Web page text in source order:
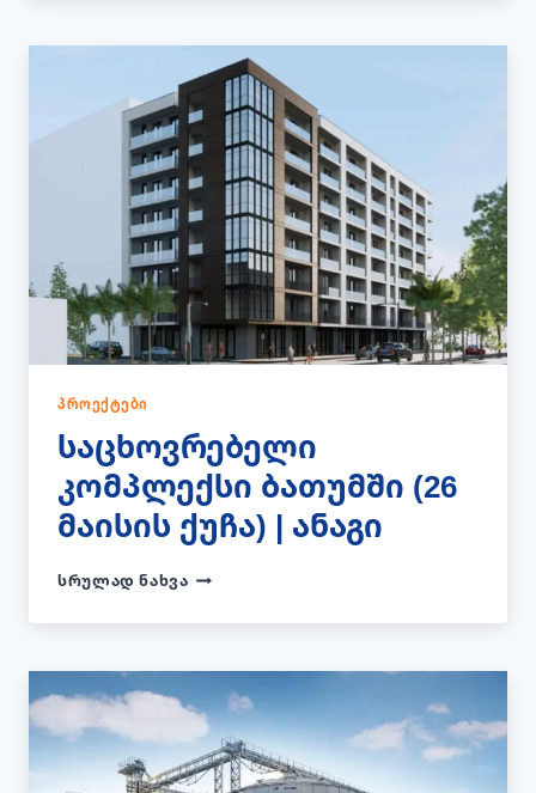
|
ᲔᲕᲠᲝᲛᲨᲔᲜᲘ
ᲞᲠᲝᲔᲥᲢᲔᲑᲘ
საცხოვრებელი
კომპლექსი ბათუმში (26
მაისის ქუჩა) | ანაგი
ᲡᲠᲣᲚᲐᲓ ᲜᲐᲮᲕᲐᲡᲐᲪᲮᲝᲕᲠᲔᲑᲔᲚᲘ
ᲑᲐᲗᲣᲛᲨᲘ
ᲛᲐᲘᲡᲘᲡ
ᲥᲣᲩᲐ)
|
ᲐᲜᲐᲒᲘ